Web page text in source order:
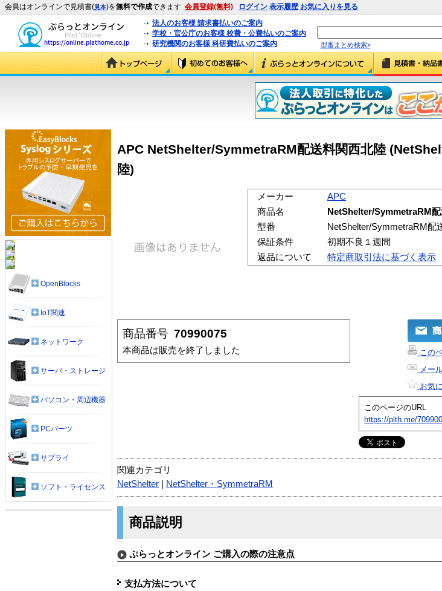
会員はオンラインで見積書(見本)を無料で作成できます 会員登録(無料) ログイン 表示履歴 お気に入りを見る
法人のお客様 請求書払いのご案内
学校・官公庁のお客様 校費・公費払いのご案内
研究機関のお客様 科研費払いのご案内
型番まとめ検索»
APC NetShelter/SymmetraRM配送料関西北陸
陸)
メーカー
APC
商品名
NetShelter/SymmetraRM
型番
NetShelter/SymmetraRM配
保証条件
初期不良１週間
返品について
特定商取引法に基づく表示
商品番号 70990075
本商品は販売を終了しました
この
メー
お気
このページのURL
https://plth.me/
関連カテゴリ
NetShelter
NetShelter・SymmetraRM
商品説明
ぷらっとオンライン ご購入の際の注意点
支払方法について
OpenBlocks
IoT関連
ネットワーク
サーバ・ストレージ
パソコン・周辺機器
PCパーツ
サプライ
ソフト・ライセンス